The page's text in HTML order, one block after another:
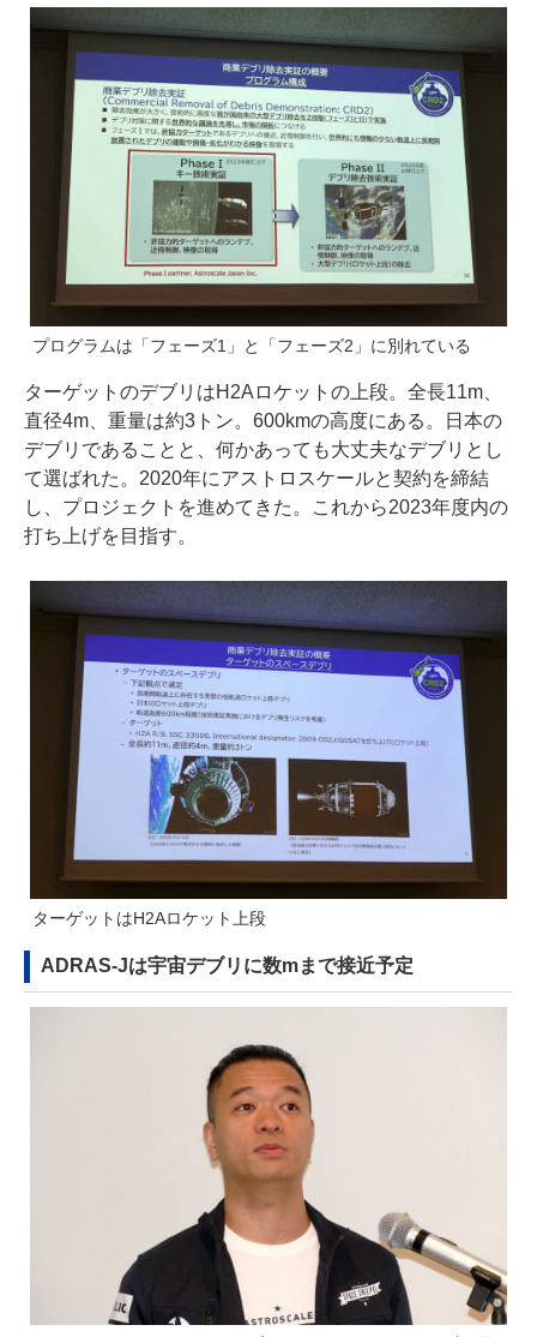
プログラムは「フェーズ1」と「フェーズ2」に別れている
ターゲットのデブリはH2Aロケットの上段。全長11m、
直径4m、重量は約3トン。600kmの高度にある。日本の
デブリであることと、何かあっても大丈夫なデブリとし
て選ばれた。2020年にアストロスケールと契約を締結
し、プロジェクトを進めてきた。これから2023年度内の
打ち上げを目指す。
ターゲットはH2Aロケット上段
ADRAS-Jは宇宙デブリに数mまで接近予定